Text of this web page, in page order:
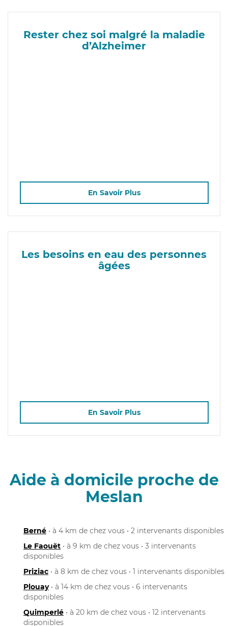
Rester chez soi malgré la maladie
d’Alzheimer
En Savoir Plus
Les besoins en eau des personnes
âgées
En Savoir Plus
Aide à domicile proche de
Meslan
Berné • à 4 km de chez vous • 2 intervenants disponibles
Le Faouët • à 9 km de chez vous • 3 intervenants
disponibles
Priziac • à 8 km de chez vous • 1 intervenants disponibles
Plouay• à 14 km de chez vous • 6 intervenants
disponibles
Quimperlé • à 20 km de chez vous • 12 intervenants
disponibles